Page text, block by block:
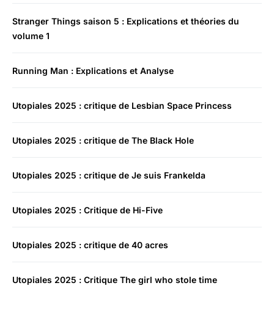
Stranger Things saison 5 : Explications et théories du
volume 1
Running Man : Explications et Analyse
Utopiales 2025 : critique de Lesbian Space Princess
Utopiales 2025 : critique de The Black Hole
Utopiales 2025 : critique de Je suis Frankelda
Utopiales 2025 : Critique de Hi-Five
Utopiales 2025 : critique de 40 acres
Utopiales 2025 : Critique The girl who stole time